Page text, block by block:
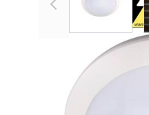
Spezifikationen
Reference
Einstellung: